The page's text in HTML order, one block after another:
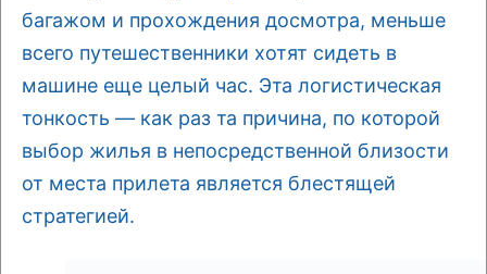
багажом и прохождения досмотра, меньше
всего путешественники хотят сидеть в
машине еще целый час. Эта логистическая
тонкость — как раз та причина, по которой
выбор жилья в непосредственной близости
от места прилета является блестящей
стратегией.